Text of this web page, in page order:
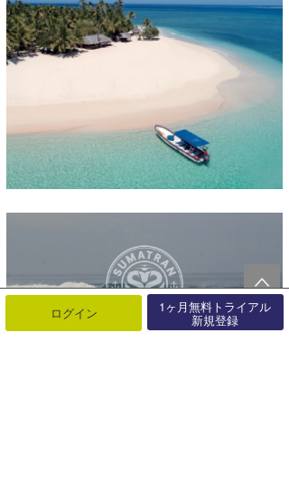
ログイン 1ヶ月無料トライアル
新規登録